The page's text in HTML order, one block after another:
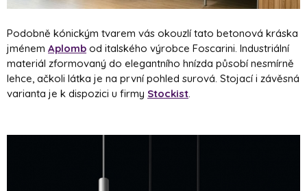
Podobně kónickým tvarem vás okouzlí tato betonová kráska
jménem Aplomb od italského výrobce Foscarini. Industriální
materiál zformovaný do elegantního hnízda působí nesmírně
lehce, ačkoli látka je na první pohled surová. Stojací i závěsná
varianta je k dispozici u firmy Stockist.